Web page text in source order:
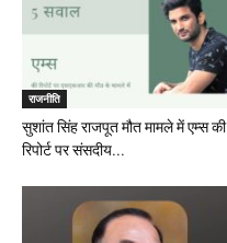
राजनीति
सुशांत सिंह राजपूत मौत मामले में एम्स की
रिपोर्ट पर संसदीय...